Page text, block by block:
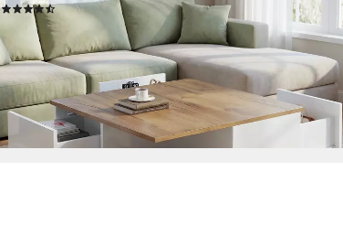
(2)
175,99 € 209,99 €
-16%
lieferbar - in 5-6 Werktagen bei dir